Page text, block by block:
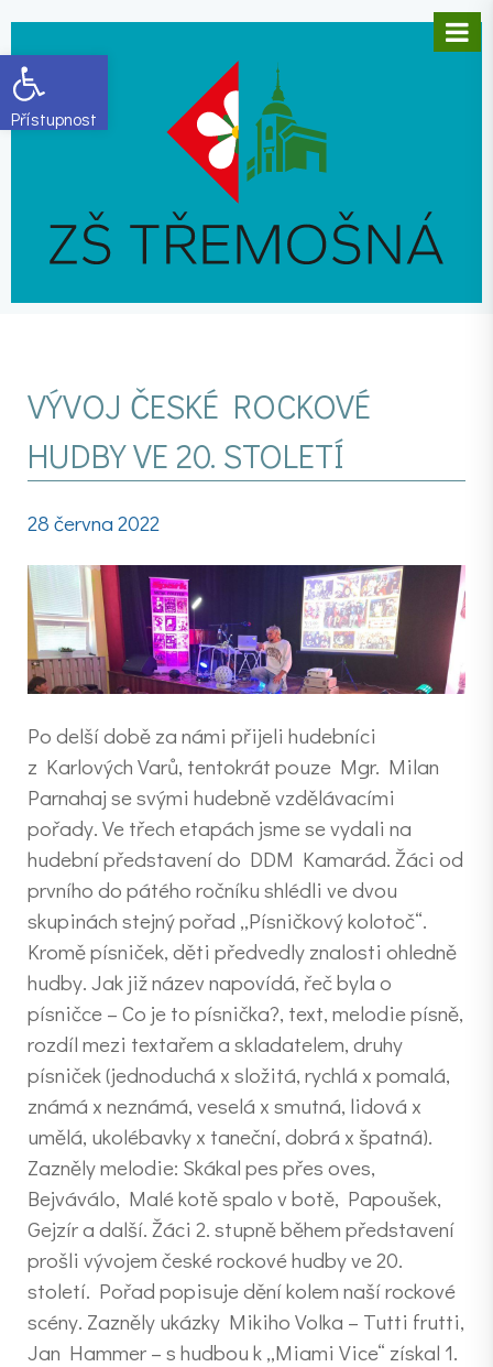
Open toolbar
VÝVOJ ČESKÉ ROCKOVÉ
HUDBY VE 20. STOLETÍ
28 června 2022
Po delší době za námi přijeli hudebníci
z Karlových Varů, tentokrát pouze Mgr. Milan
Parnahaj se svými hudebně vzdělávacími
pořady. Ve třech etapách jsme se vydali na
hudební představení do DDM Kamarád. Žáci od
prvního do pátého ročníku shlédli ve dvou
skupinách stejný pořad „Písničkový kolotoč“.
Kromě písniček, děti předvedly znalosti ohledně
hudby. Jak již název napovídá, řeč byla o
písničce – Co je to písnička?, text, melodie písně,
rozdíl mezi textařem a skladatelem, druhy
písniček (jednoduchá x složitá, rychlá x pomalá,
známá x neznámá, veselá x smutná, lidová x
umělá, ukolébavky x taneční, dobrá x špatná).
Zazněly melodie: Skákal pes přes oves,
Bejváválo, Malé kotě spalo v botě, Papoušek,
Gejzír a další. Žáci 2. stupně během představení
prošli vývojem české rockové hudby ve 20.
století. Pořad popisuje dění kolem naší rockové
scény. Zazněly ukázky Mikiho Volka – Tutti frutti,
Jan Hammer – s hudbou k „Miami Vice“ získal 1.